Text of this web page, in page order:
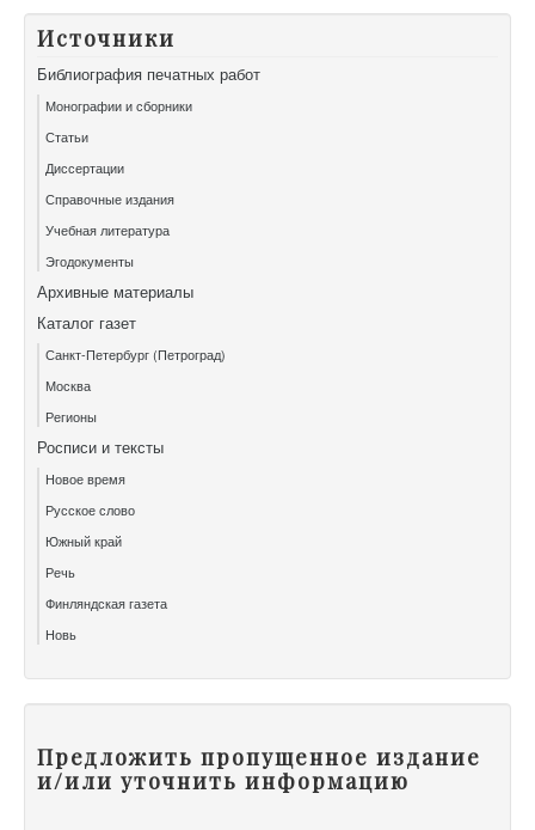
Источники
Библиография печатных работ
Монографии и сборники
Статьи
Диссертации
Справочные издания
Учебная литература
Эгодокументы
Архивные материалы
Каталог газет
Санкт-Петербург (Петроград)
Москва
Регионы
Росписи и тексты
Новое время
Русское слово
Южный край
Речь
Финляндская газета
Новь
Предложить пропущенное издание
и/или уточнить информацию